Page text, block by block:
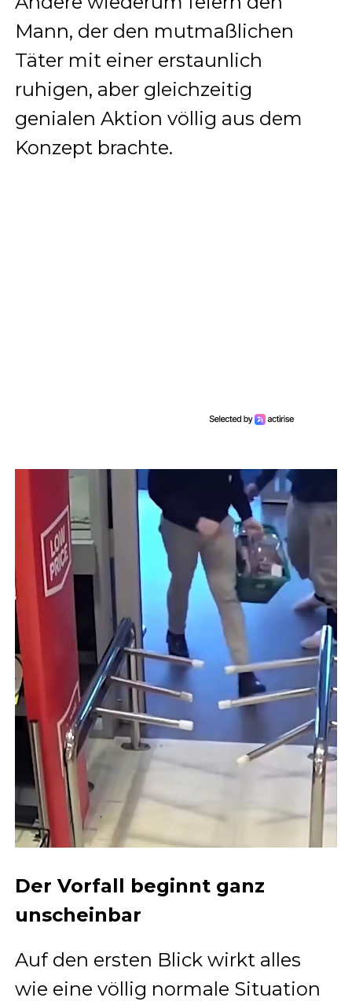
Mann, der den mutmaßlichen
Täter mit einer erstaunlich
ruhigen, aber gleichzeitig
genialen Aktion völlig aus dem
Konzept brachte.
Der Vorfall beginnt ganz
unscheinbar
Auf den ersten Blick wirkt alles
wie eine völlig normale Situation